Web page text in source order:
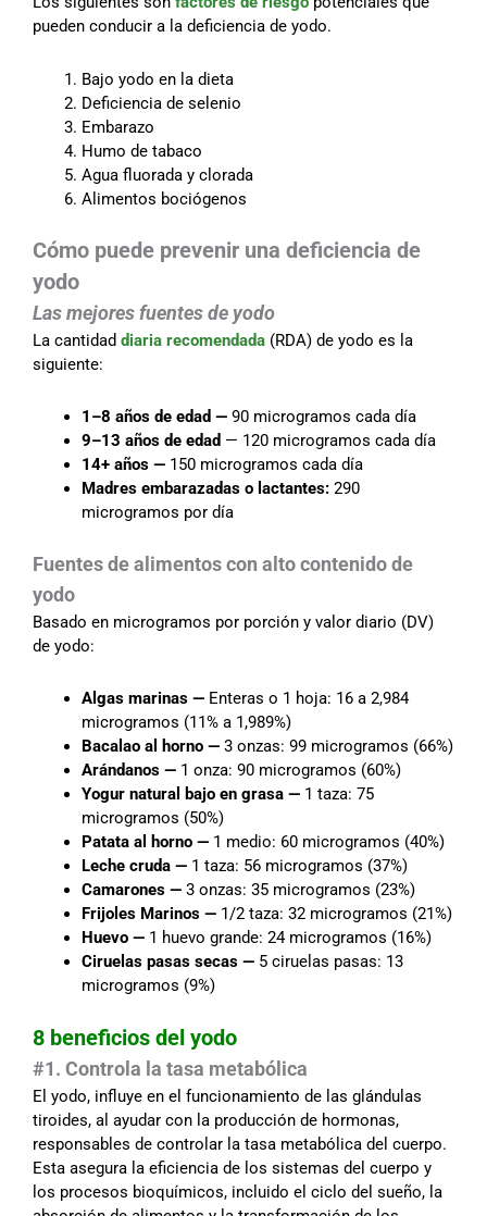
pueden conducir a la deficiencia de yodo.
Bajo yodo en la dieta
Deficiencia de selenio
Embarazo
Humo de tabaco
Agua fluorada y clorada
Alimentos bociógenos
Cómo puede prevenir una deficiencia de
yodo
Las mejores fuentes de yodo
La cantidad diaria recomendada (RDA) de yodo es la
siguiente:
1–8 años de edad — 90 microgramos cada día
9–13 años de edad — 120 microgramos cada día
14+ años — 150 microgramos cada día
Madres embarazadas o lactantes: 290
microgramos por día
Fuentes de alimentos con alto contenido de
yodo
Basado en microgramos por porción y valor diario (DV)
de yodo:
Algas marinas — Enteras o 1 hoja: 16 a 2,984
microgramos (11% a 1,989%)
Bacalao al horno — 3 onzas: 99 microgramos (66%)
Arándanos — 1 onza: 90 microgramos (60%)
Yogur natural bajo en grasa — 1 taza: 75
microgramos (50%)
Patata al horno — 1 medio: 60 microgramos (40%)
Leche cruda — 1 taza: 56 microgramos (37%)
Camarones — 3 onzas: 35 microgramos (23%)
Frijoles Marinos — 1/2 taza: 32 microgramos (21%)
Huevo — 1 huevo grande: 24 microgramos (16%)
Ciruelas pasas secas — 5 ciruelas pasas: 13
microgramos (9%)
8 beneficios del yodo
#1. Controla la tasa metabólica
El yodo, influye en el funcionamiento de las glándulas
tiroides, al ayudar con la producción de hormonas,
responsables de controlar la tasa metabólica del cuerpo.
Esta asegura la eficiencia de los sistemas del cuerpo y
los procesos bioquímicos, incluido el ciclo del sueño, la